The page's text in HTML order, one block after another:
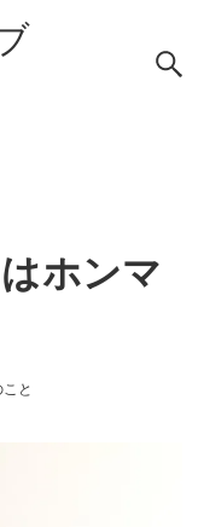
ホンマ
と